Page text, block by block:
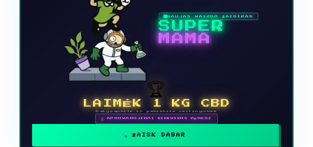
NAUJAS VAIZDO ŽAIDIMAS
SUPER
MAMA
🏆
LAIMĖK 1 KG CBD
Dalyvaukite ir pakilkite reitinguose
🗓 APDOVANOJIMAI KIEKVIENĄ MĖNESĮ
ŽAISK DABAR